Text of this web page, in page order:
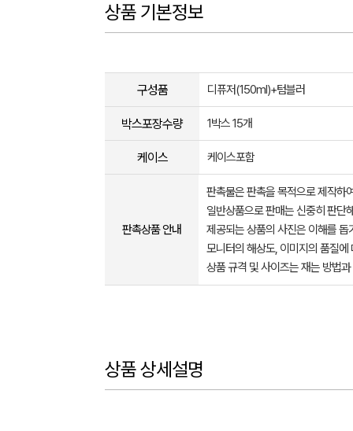
상품 기본정보
구성품 디퓨저(150ml)+텀블러
박스포장수량 1박스 15개
케이스 케이스포함
판촉상품 안내
판촉물은 판촉을 목적으로 제작하
일반상품으로 판매는 신중히 판단
제공되는 상품의 사진은 이해를
모니터의 해상도, 이미지의 품질
상품 규격 및 사이즈는 재는 방법
상품 상세설명